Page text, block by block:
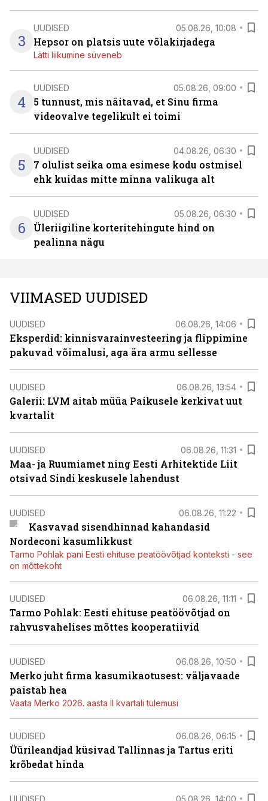
3
UUDISED 05.08.26, 10:08
Hepsor on platsis uute võlakirjadega
Lätti liikumine süveneb
4
UUDISED 05.08.26, 09:00
5 tunnust, mis näitavad, et Sinu firma
videovalve tegelikult ei toimi
5
UUDISED 04.08.26, 06:30
7 olulist seika oma esimese kodu ostmisel
ehk kuidas mitte minna valikuga alt
6
UUDISED 05.08.26, 06:30
Üleriigiline korteritehingute hind on
pealinna nägu
VIIMASED UUDISED
UUDISED 06.08.26, 14:06
Eksperdid: kinnisvarainvesteering ja flippimine
pakuvad võimalusi, aga ära armu sellesse
UUDISED 06.08.26, 13:54
Galerii: LVM aitab müüa Paikusele kerkivat uut
kvartalit
UUDISED 06.08.26, 11:31
Maa- ja Ruumiamet ning Eesti Arhitektide Liit
otsivad Sindi keskusele lahendust
UUDISED 06.08.26, 11:22
Kasvavad sisendhinnad kahandasid
Nordeconi kasumlikkust
Tarmo Pohlak pani Eesti ehituse peatöövõtjad konteksti - see
on mõttekoht
UUDISED 06.08.26, 11:11
Tarmo Pohlak: Eesti ehituse peatöövõtjad on
rahvusvahelises mõttes kooperatiivid
UUDISED 06.08.26, 10:50
Merko juht firma kasumikaotusest: väljavaade
paistab hea
Vaata Merko 2026. aasta II kvartali tulemusi
UUDISED 06.08.26, 06:15
Üürileandjad küsivad Tallinnas ja Tartus eriti
krõbedat hinda
UUDISED 05.08.26, 14:00